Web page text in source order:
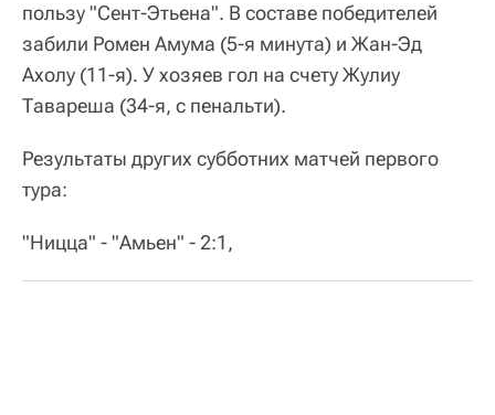
пользу "Сент-Этьена". В составе победителей
забили Ромен Амума (5-я минута) и Жан-Эд
Ахолу (11-я). У хозяев гол на счету Жулиу
Тавареша (34-я, с пенальти).
Результаты других субботних матчей первого
тура:
"Ницца" - "Амьен" - 2:1,